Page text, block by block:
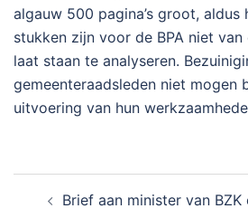
algauw 500 pagina’s groot, aldus
stukken zijn voor de BPA niet van
laat staan te analyseren.
gemeenteraadsleden niet mogen
uitvoering van hun
navigatie
Brief aan minister van